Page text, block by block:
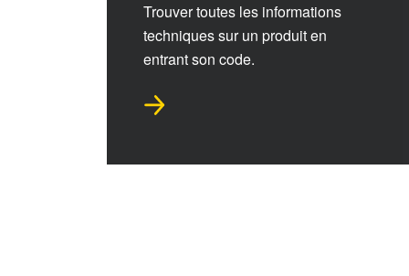
Trouver toutes les informations
techniques sur un produit en
entrant son code.